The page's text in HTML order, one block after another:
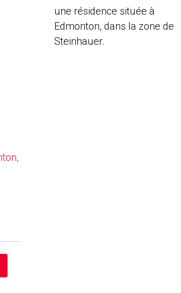
une résidence située à
Edmonton, dans la zone de
Steinhauer.